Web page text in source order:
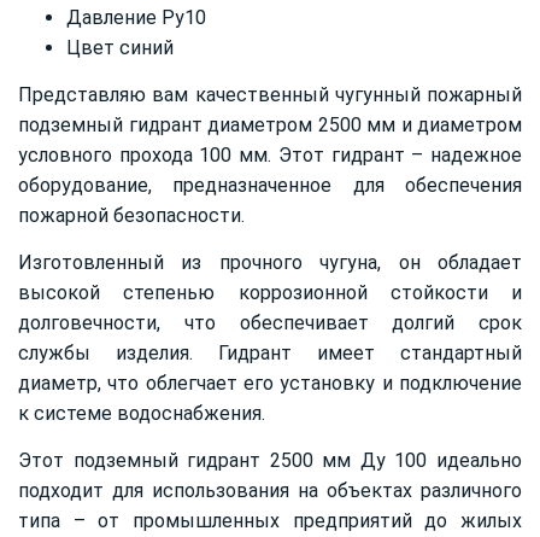
Давление Ру10
Цвет синий
Представляю вам качественный чугунный пожарный
подземный гидрант диаметром 2500 мм и диаметром
условного прохода 100 мм. Этот гидрант – надежное
оборудование, предназначенное для обеспечения
пожарной безопасности.
Изготовленный из прочного чугуна, он обладает
высокой степенью коррозионной стойкости и
долговечности, что обеспечивает долгий срок
службы изделия. Гидрант имеет стандартный
диаметр, что облегчает его установку и подключение
к системе водоснабжения.
Этот подземный гидрант 2500 мм Ду 100 идеально
подходит для использования на объектах различного
типа – от промышленных предприятий до жилых